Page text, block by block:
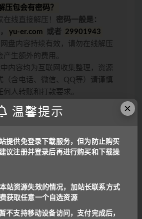
压包会有密码？
在线直接解压！ 密码一般是：
， yu-er.com 或者 29901943
网盘内容持续有效，请勿在线解压
生额外的费用。
中内容均为互联网收集整理，资源
（含电话、微信、QQ等）请谨慎
人转账和打款要求。
错：
QQ报错
)
| yu-er©uoov.com
005 快捷英语中考词汇4周通
×
温馨提示
提供免登录下载服务，但为防止购买
议注册并登录后再进行购买和下载操
站资源失效的情况，加站长联系方式
获取任意一个自选资源
不支持移动设备访问，支付完成后，